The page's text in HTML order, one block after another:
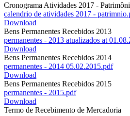
Cronograma Atividades 2017 -
calendrio de atividades 2017 -
Download
Bens Permanentes Recebidos 2013
permanentes - 2013 atualizados at
Download
Bens Permanentes Recebidos 2014
permanentes - 2014 05.02.2015.pdf
Download
Bens Permanentes Recebidos 2015
permanentes - 2015.pdf
Download
Termo de Recebimento de Mercadoria